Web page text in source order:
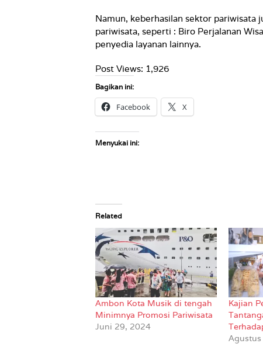
Namun, keberhasilan sektor pariwisata
pariwisata, seperti : Biro Perjalanan
penyedia layanan lainnya.
Post Views: 1,926
Bagikan ini:
Facebook X
Menyukai ini:
Related
Ambon Kota Musik di tengah
Minimnya Promosi Pariwisata
Juni 29, 2024
Kajian